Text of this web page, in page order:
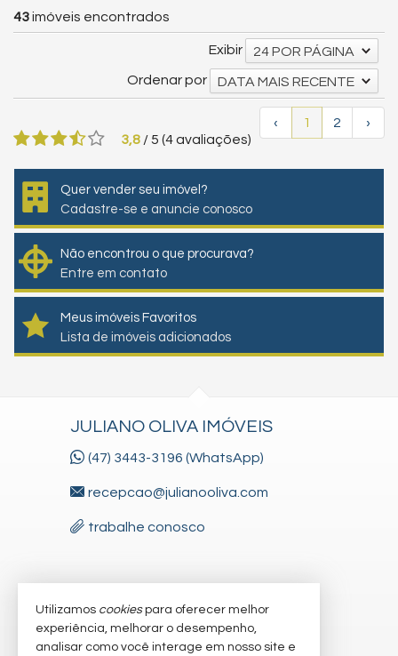
43imóveis encontrados
Exibir
24 POR PÁGINA
Ordenar por
DATA MAIS RECENTE
‹ 1 2
›
3,8 /5 (4avaliações)
Quer vender seu imóvel?
Cadastre-se e anuncie conosco
Não encontrou o que procurava?
Entre em contato
Meus imóveis Favoritos
Lista de imóveis adicionados
JULIANO OLIVA IMÓVEIS
(47) 3443-3196 (WhatsApp)
recepcao@julianooliva.com
trabalhe conosco
VEJA MAIS
receba nosso newsletter
Utilizamos cookiespara oferecer melhor
experiência, melhorar o desempenho,
analisar como você interage em nosso site e